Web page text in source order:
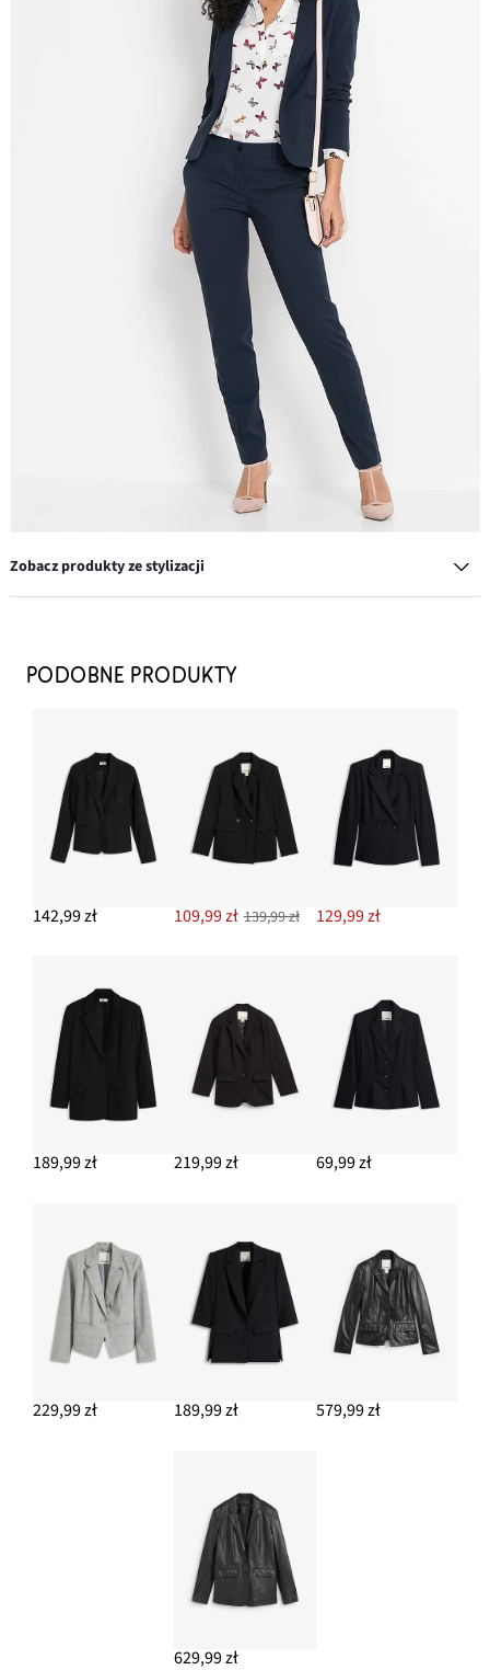
Zobacz produkty ze stylizacji
122,99 zł
Żakiet z kieszeniami z lamówką, petite
149,99 zł
DODAJ DO KOSZYKA
Bluzka z lejącej wiskozy
PODOBNE PRODUKTY
142,99 zł 109,99 zł 139,99 zł 129,99 zł
189,99 zł 219,99 zł 69,99 zł
229,99 zł 189,99 zł 579,99 zł
629,99 zł